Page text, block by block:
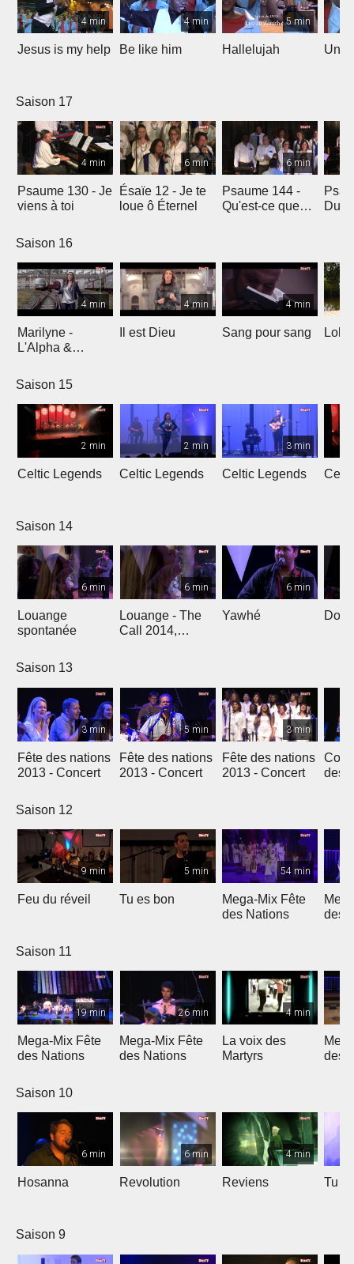
4 min
Jesus is my help
4 min
Be like him
5 min
Hallelujah Un
Saison 17
4 min
Psaume 130 - Je
viens à toi
6 min
Ésaïe 12 - Je te
loue ô Éternel
6 min
Psaume 144 -
Qu'est-ce que
Du
Saison 16
4 min
Marilyne -
L'Alpha &
4 min
Il est Dieu
4 min
Sang pour sang Lola
Saison 15
2 min
Celtic Legends
2 min
Celtic Legends
3 min
Celtic Legends
Saison 14
6 min
Louange
spontanée
6 min
Louange - The
Call 2014,
6 min
Yawhé
Saison 13
3 min
Fête des nations
2013 - Concert
5 min
Fête des nations
2013 - Concert
3 min
Fête des nations
2013 - Concert
des
Saison 12
9 min
Feu du réveil
5 min
Tu es bon
54 min
Mega-Mix Fête
des Nations
des
Saison 11
19 min
Mega-Mix Fête
des Nations
26 min
Mega-Mix Fête
des Nations
4 min
La voix des
Martyrs
des
Saison 10
6 min
Hosanna
6 min
Revolution
4 min
Reviens Tu
Saison 9